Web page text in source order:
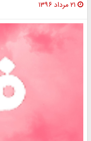
۲۱ مرداد ۱۳۹۶